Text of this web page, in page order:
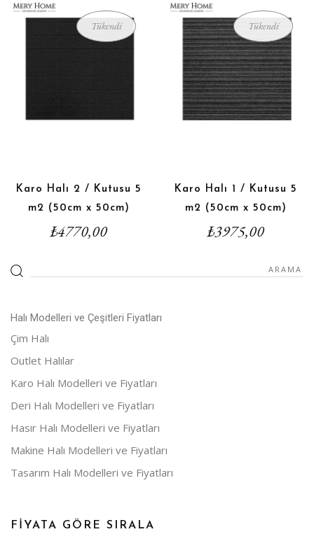
Halı Modelleri ve Çeşitleri Fiyatları
Çim Halı
Outlet Halılar
Karo Halı Modelleri ve Fiyatları
Deri Halı Modelleri ve Fiyatları
Hasır Halı Modelleri ve Fiyatları
Makine Halı Modelleri ve Fiyatları
Tasarım Halı Modelleri ve Fiyatları
FİYATA GÖRE SIRALA
Tükendi
Karo Halı 2 / Kutusu 5
m2 (50cm x 50cm)
₺4770,00
Tükendi
Karo Halı 1 / Kutusu 5
m2 (50cm x 50cm)
₺3975,00